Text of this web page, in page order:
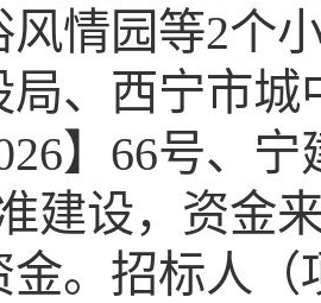
情园等2个小
局、西宁市
】66号、
建设，资金
金。招标人